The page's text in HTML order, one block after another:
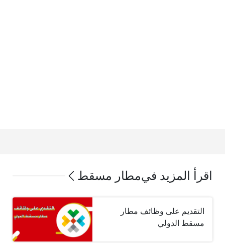
اقرأ المزيد فيمطار مسقط
التقديم على وظائف مطار
مسقط الدولي